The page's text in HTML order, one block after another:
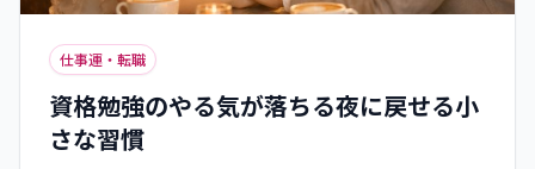
仕事運・転職
資格勉強のやる気が落ちる夜に戻せる小
さな習慣